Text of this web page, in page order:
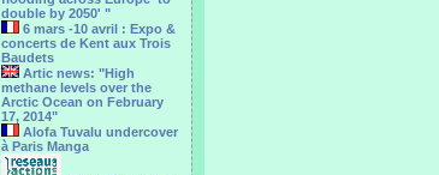
double by 2050' "
6 mars -10 avril : Expo &
concerts de Kent aux Trois
Baudets
Artic news: "High
methane levels over the
Arctic Ocean on February
17, 2014"
Alofa Tuvalu undercover
à Paris Manga